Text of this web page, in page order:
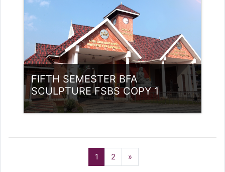
FIFTH SEMESTER BFA
SCULPTURE FSBS COPY 1
വര്‍ഗ്ഗം:UG Programmes
അദ്ധ്യാപകന്‍: SANDEEP S BABU
1 (current)
2 »Next